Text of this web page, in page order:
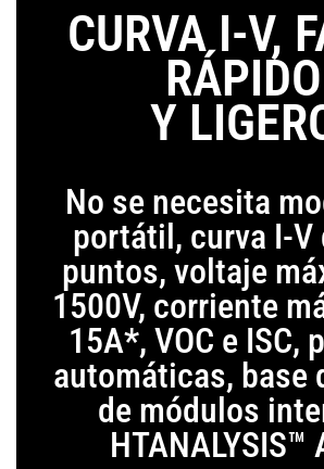
CURVA I-V,
RÁPIDO
Y
No se necesita
portátil, curva I-V
puntos, voltaje
1500V, corriente
15A*, VOC e ISC,
automáticas, base
de módulos
HTANALYSIS™